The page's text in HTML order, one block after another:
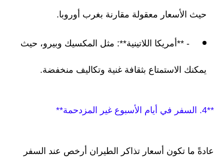
حيث الأسعار معقولة مقارنة بغرب أوروبا.
- **أمريكا اللاتينية**: مثل المكسيك وبيرو، حيث
يمكنك الاستمتاع بثقافة غنية وتكاليف منخفضة.
**4. السفر في أيام الأسبوع غير المزدحمة**
عادةً ما تكون أسعار تذاكر الطيران أرخص عند السفر